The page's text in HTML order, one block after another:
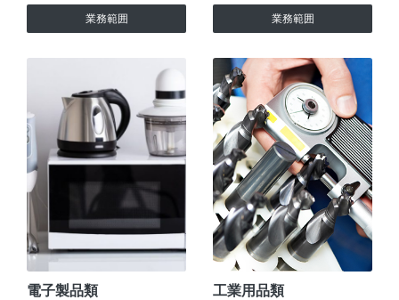
業務範囲 業務範囲
電子製品類 工業用品類